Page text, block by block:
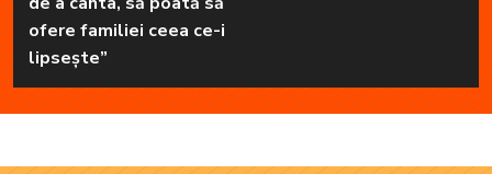
ofere familiei ceea ce-i
lipsește”